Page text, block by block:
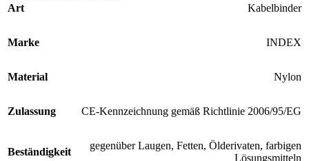
Art
Kabelbinder
Marke INDEX
Material Nylon
Zulassung CE-Kennzeichnung gemäß Richtlinie 2006/95/EG
Beständigkeit
gegenüber Laugen, Fetten, Ölderivaten, farbigen
Lösungsmitteln